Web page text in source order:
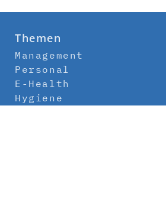
Themen
Management
Personal
E-Health
Hygiene